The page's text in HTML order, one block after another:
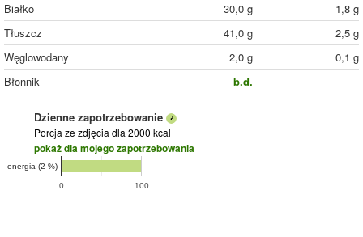
Białko
30,0 g
1,8 g
Tłuszcz
41,0 g
2,5 g
Węglowodany
2,0 g
0,1 g
Błonnik
b.d. -
Dzienne zapotrzebowanie
Porcja ze zdjęcia dla 2000 kcal
pokaż dla mojego zapotrzebowania
0 100
energia (2 %)